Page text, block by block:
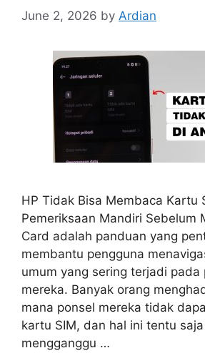
June 2, 2026 by Ardian
HP Tidak Bisa Membaca Kartu
Pemeriksaan Mandiri Sebelum
Card adalah panduan yang
membantu pengguna
umum yang sering terjadi pada
mereka. Banyak orang
mana ponsel mereka tidak
kartu SIM, dan hal ini tentu
mengganggu …